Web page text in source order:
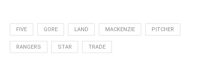
FIVE GORE LAND MACKENZIE PITCHER
RANGERS STAR TRADE